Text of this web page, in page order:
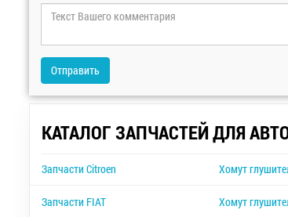
Отправить
КАТАЛОГ ЗАПЧАСТЕЙ ДЛЯ
Запчасти Citroen Хомут
Запчасти FIAT Хомут